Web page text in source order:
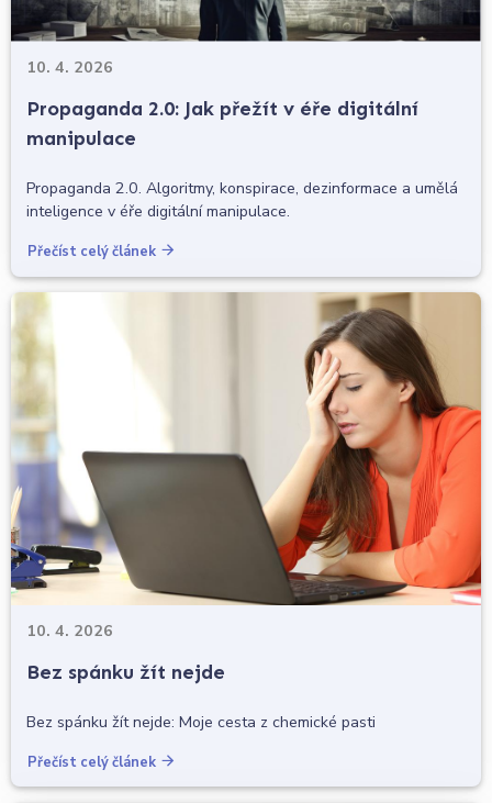
10. 4. 2026
Propaganda 2.0: Jak přežít v éře digitální
manipulace
Propaganda 2.0. Algoritmy, konspirace, dezinformace a umělá
inteligence v éře digitální manipulace.
Přečíst celý článek
10. 4. 2026
Bez spánku žít nejde
Bez spánku žít nejde: Moje cesta z chemické pasti
Přečíst celý článek